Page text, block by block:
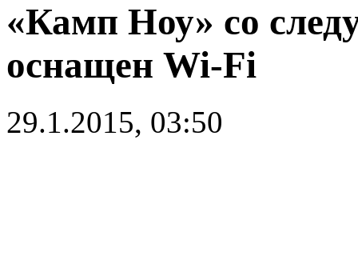
«Камп Ноу» со
оснащен Wi-Fi
29.1.2015, 03:50